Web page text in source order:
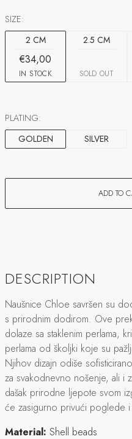
SIZE:
2 CM
€34,00
IN STOCK
2.5 CM
SOLD OUT
PLATING:
GOLDEN
SILVER
ADD TO
DESCRIPTION
Naušnice Chloe savršen su
s prirodnim dodirom. Ove
dolaze sa staklenim perlama,
perlama od školjki koje su
Njihov dizajn odiše
za svakodnevno nošenje, ali
dašak prirodne ljepote svom
će zasigurno privući poglede i
Material: Shell beads